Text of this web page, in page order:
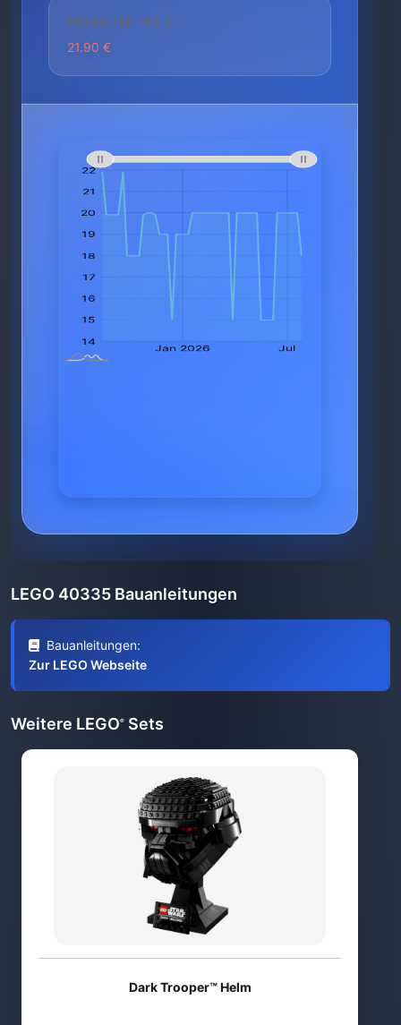
HÖCHSTER PREIS
21.90 €
LEGO 40335 Bauanleitungen
Bauanleitungen:
Zur LEGO Webseite
Weitere LEGO® Sets
Dark Trooper™ Helm